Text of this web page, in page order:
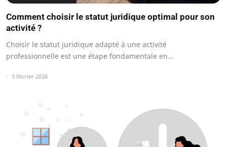
Comment choisir le statut juridique optimal pour son
activité ?
Choisir le statut juridique adapté à une activité
professionnelle est une étape fondamentale en…
5 février 2026